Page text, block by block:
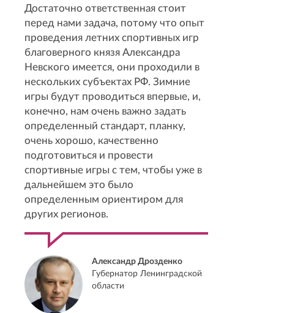
Достаточно ответственная стоит
перед нами задача, потому что опыт
проведения летних спортивных игр
благоверного князя Александра
Невского имеется, они проходили в
нескольких субъектах РФ. Зимние
игры будут проводиться впервые, и,
конечно, нам очень важно задать
определенный стандарт, планку,
очень хорошо, качественно
подготовиться и провести
спортивные игры с тем, чтобы уже в
дальнейшем это было
определенным ориентиром для
других регионов.
Александр Дрозденко
Губернатор Ленинградской
области